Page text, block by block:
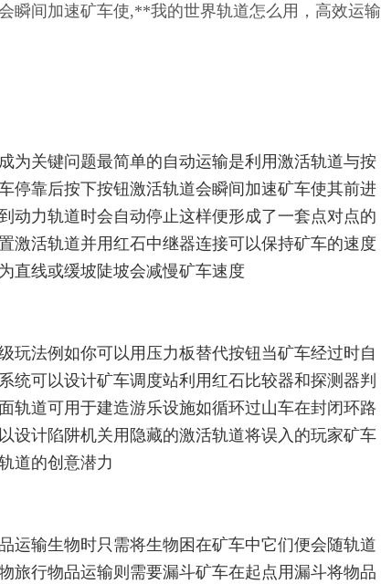
瞬间加速矿车使,**我的世界轨道怎么用，高效运输
为关键问题最简单的自动运输是利用激活轨道与按
停靠后按下按钮激活轨道会瞬间加速矿车使其前进
动力轨道时会自动停止这样便形成了一套点对点的
激活轨道并用红石中继器连接可以保持矿车的速度
直线或缓坡陡坡会减慢矿车速度
玩法例如你可以用压力板替代按钮当矿车经过时自
统可以设计矿车调度站利用红石比较器和探测器判
轨道可用于建造游乐设施如循环过山车在封闭环路
设计陷阱机关用隐藏的激活轨道将误入的玩家矿车
道的创意潜力
运输生物时只需将生物困在矿车中它们便会随轨道
旅行物品运输则需要漏斗矿车在起点用漏斗将物品